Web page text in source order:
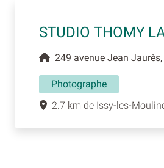
STUDIO THOMY
249 avenue Jean
Photographe
2.7 km de Issy-les-